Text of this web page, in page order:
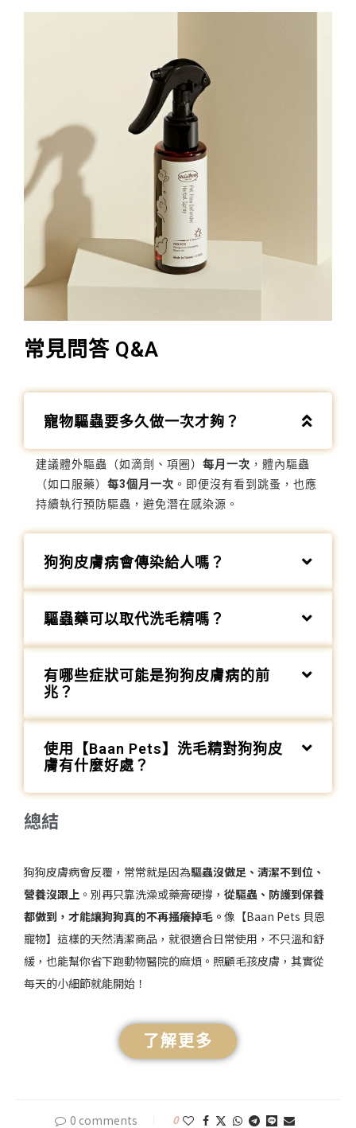
常見問答 Q&A
寵物驅蟲要多久做一次才夠？
建議體外驅蟲（如滴劑、項圈） 每月一次 ，體內驅蟲
（如口服藥） 每3個月一次 。即便沒有看到跳蚤，也應
持續執行預防驅蟲，避免潛在感染源。
狗狗皮膚病會傳染給人嗎？
驅蟲藥可以取代洗毛精嗎？
有哪些症狀可能是狗狗皮膚病的前
兆？
使用【Baan Pets】洗毛精對狗狗皮
膚有什麼好處？
總結
狗狗皮膚病會反覆，常常就是因為驅蟲沒做足、清潔不到位、
營養沒跟上 。別再只靠洗澡或藥膏硬撐， 從驅蟲、防護到保養
都做到，才能讓狗狗真的不再搔癢掉毛。 像【Baan Pets 貝恩
寵物】這樣的天然清潔商品，就很適合日常使用，不只溫和舒
緩，也能幫你省下跑動物醫院的麻煩。照顧毛孩皮膚，其實從
每天的小細節就能開始！
了解更多
0 comments 0